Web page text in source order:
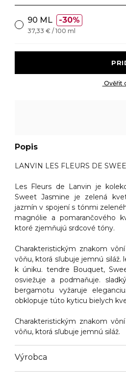
90 ML 30%
37,33 € / 100 ml
Popis
LANVIN LES FLEURS DE
Les Fleurs de Lanvin je
Sweet Jasmine je zelená
jazmín v spojení s tónmi
magnólie a pomarančového
ktoré zjemňujú srdcové tóny.
Charakteristickým znakom
vôňu, ktorá sľubuje jemnú siláž.
k úniku. tendre Bouquet,
osviežuje a podmaňuje.
bergamotu vyžaruje
obklopuje túto kyticu bielych
Charakteristickým znakom
vôňu, ktorá sľubuje jemnú siláž.
Výrobca